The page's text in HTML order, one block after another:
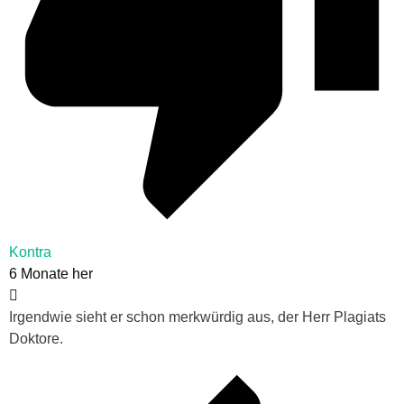
Kontra
6 Monate her
Irgendwie sieht er schon merkwürdig aus, der Herr Plagiats
Doktore.